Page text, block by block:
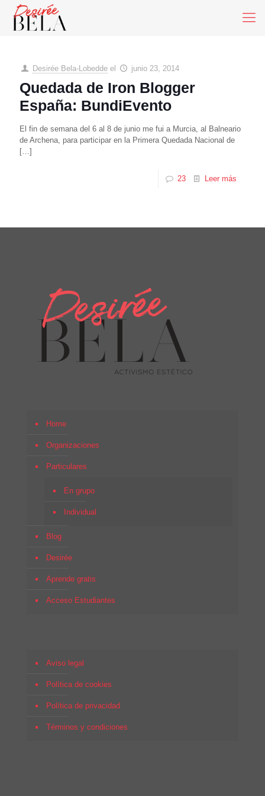
Desirée Bela-Lobedde el junio 23, 2014
Quedada de Iron Blogger
España: BundiEvento
El fin de semana del 6 al 8 de junio me fui a Murcia, al Balneario
de Archena, para participar en la Primera Quedada Nacional de
[…]
23 Leer más
Home
Organizaciones
Particulares
En grupo
Individual
Blog
Desirée
Aprende gratis
Acceso Estudiantes
Aviso legal
Política de cookies
Política de privacidad
Términos y condiciones